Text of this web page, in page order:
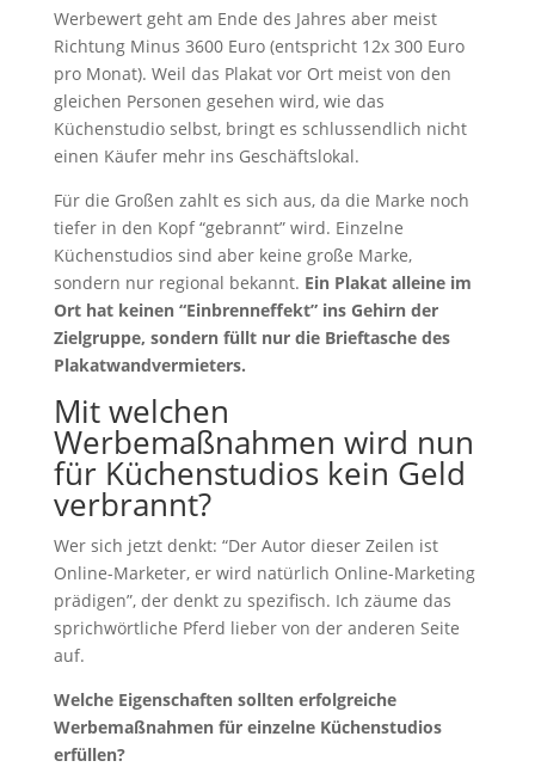
Werbewert geht am Ende des Jahres aber meist
Richtung Minus 3600 Euro (entspricht 12x 300 Euro
pro Monat). Weil das Plakat vor Ort meist von den
gleichen Personen gesehen wird, wie das
Küchenstudio selbst, bringt es schlussendlich nicht
einen Käufer mehr ins Geschäftslokal.
Für die Großen zahlt es sich aus, da die Marke noch
tiefer in den Kopf “gebrannt” wird. Einzelne
Küchenstudios sind aber keine große Marke,
sondern nur regional bekannt. Ein Plakat alleine im
Ort hat keinen “Einbrenneffekt” ins Gehirn der
Zielgruppe, sondern füllt nur die Brieftasche des
Plakatwandvermieters.
Mit welchen
Werbemaßnahmen wird nun
für Küchenstudios kein Geld
verbrannt?
Wer sich jetzt denkt: “Der Autor dieser Zeilen ist
Online-Marketer, er wird natürlich Online-Marketing
prädigen”, der denkt zu spezifisch. Ich zäume das
sprichwörtliche Pferd lieber von der anderen Seite
auf.
Welche Eigenschaften sollten erfolgreiche
Werbemaßnahmen für einzelne Küchenstudios
erfüllen?